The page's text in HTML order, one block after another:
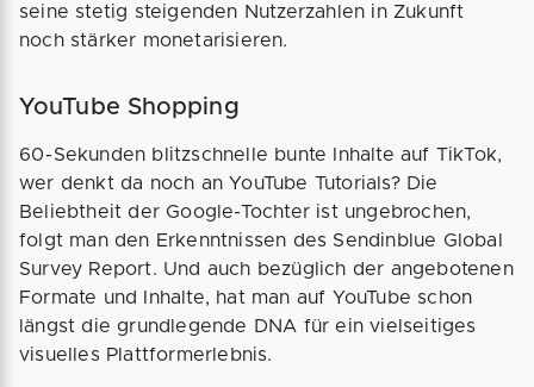
seine stetig steigenden Nutzerzahlen in Zukunft
noch stärker monetarisieren.
YouTube Shopping
60-Sekunden blitzschnelle bunte Inhalte auf TikTok,
wer denkt da noch an YouTube Tutorials? Die
Beliebtheit der Google-Tochter ist ungebrochen,
folgt man den Erkenntnissen des Sendinblue Global
Survey Report. Und auch bezüglich der angebotenen
Formate und Inhalte, hat man auf YouTube schon
längst die grundlegende DNA für ein vielseitiges
visuelles Plattformerlebnis.